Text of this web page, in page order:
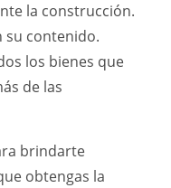
la construcción.
su contenido.
los bienes que
de las
brindarte
obtengas la